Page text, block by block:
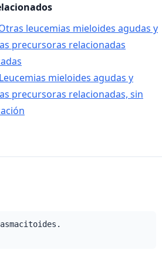
leucemias mieloides agudas y
precursoras relacionadas
mieloides agudas y
precursoras relacionadas, sin